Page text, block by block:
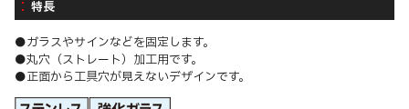
特長
●ガラスやサインなどを固定します。
●丸穴（ストレート）加工用です。
●正面から工具穴が見えないデザインです。